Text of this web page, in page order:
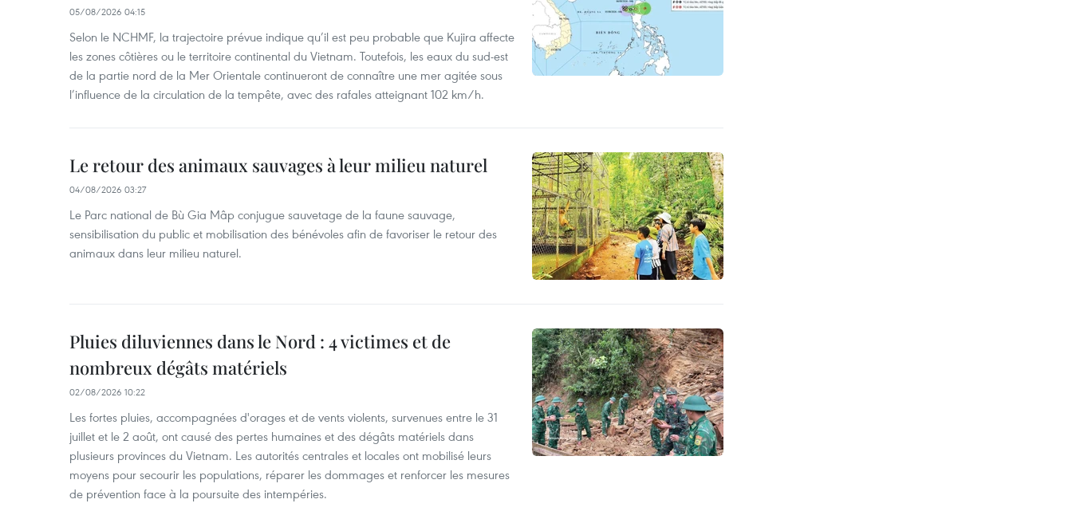
05/08/2026 04:15
Selon le NCHMF, la trajectoire prévue indique qu’il est peu probable que Kujira affecte
les zones côtières ou le territoire continental du Vietnam. Toutefois, les eaux du sud-est
de la partie nord de la Mer Orientale continueront de connaître une mer agitée sous
l’influence de la circulation de la tempête, avec des rafales atteignant 102 km/h.
Le retour des animaux sauvages à leur milieu naturel
04/08/2026 03:27
Le Parc national de Bù Gia Mâp conjugue sauvetage de la faune sauvage,
sensibilisation du public et mobilisation des bénévoles afin de favoriser le retour des
animaux dans leur milieu naturel.
Pluies diluviennes dans le Nord : 4 victimes et de
nombreux dégâts matériels
02/08/2026 10:22
Les fortes pluies, accompagnées d'orages et de vents violents, survenues entre le 31
juillet et le 2 août, ont causé des pertes humaines et des dégâts matériels dans
plusieurs provinces du Vietnam. Les autorités centrales et locales ont mobilisé leurs
moyens pour secourir les populations, réparer les dommages et renforcer les mesures
de prévention face à la poursuite des intempéries.